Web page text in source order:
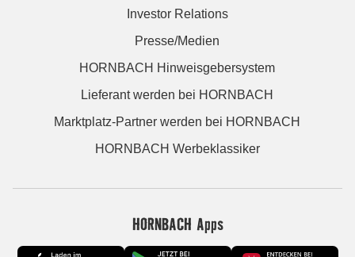
Investor Relations
Presse/Medien
HORNBACH Hinweisgebersystem
Lieferant werden bei HORNBACH
Marktplatz-Partner werden bei HORNBACH
HORNBACH Werbeklassiker
HORNBACH Apps